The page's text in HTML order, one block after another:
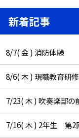
新着記事
8/7( 金 ) 消防体験
8/6( 木 ) 現職教育研修
7/23( 木 ) 吹奏楽部の
7/16( 木 ) 2年生 第2